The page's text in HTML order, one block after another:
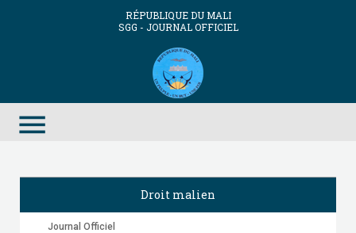
RÉPUBLIQUE DU MALI
SGG - JOURNAL OFFICIEL
menu
Droit malien
Journal Officiel